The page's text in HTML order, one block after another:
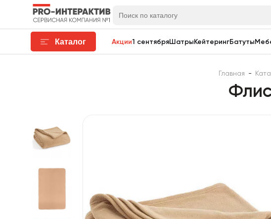
Каталог Акции1 сентябряШатры КейтерингБатуты
Главная -